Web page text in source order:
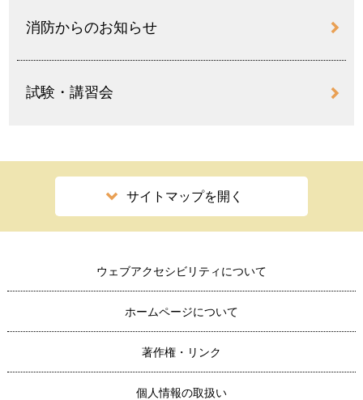
消防からのお知らせ
試験・講習会
サイトマップを開く
ウェブアクセシビリティについて
ホームページについて
著作権・リンク
個人情報の取扱い